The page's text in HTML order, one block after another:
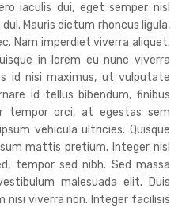
iaculis dui, eget semper nisl
Mauris dictum rhoncus ligula,
Nam imperdiet viverra aliquet.
in lorem eu nunc viverra
id nisi maximus, ut vulputate
id tellus bibendum, finibus
tempor orci, at egestas sem
vehicula ultricies. Quisque
mattis pretium. Integer nisl
tempor sed nibh. Sed massa
malesuada elit. Duis
viverra non. Integer facilisis